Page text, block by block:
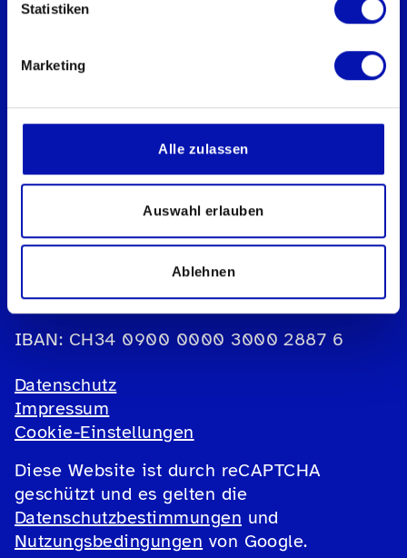
Statistiken
Marketing
Alle zulassen
Auswahl erlauben
Ablehnen
Schweizerischer Blinden- und
Sehbehindertenverband sbv
Geschäftsstelle
Könizstrasse 23
3001 Bern
031 390 88 00
E-Mail:info@sbv-fsa.ch
IBAN: CH34 0900 0000 3000 2887 6
Datenschutz
Impressum
Cookie-Einstellungen
Diese Website ist durch reCAPTCHA
geschützt und es gelten die
Datenschutzbestimmungen und
Nutzungsbedingungen von Google.